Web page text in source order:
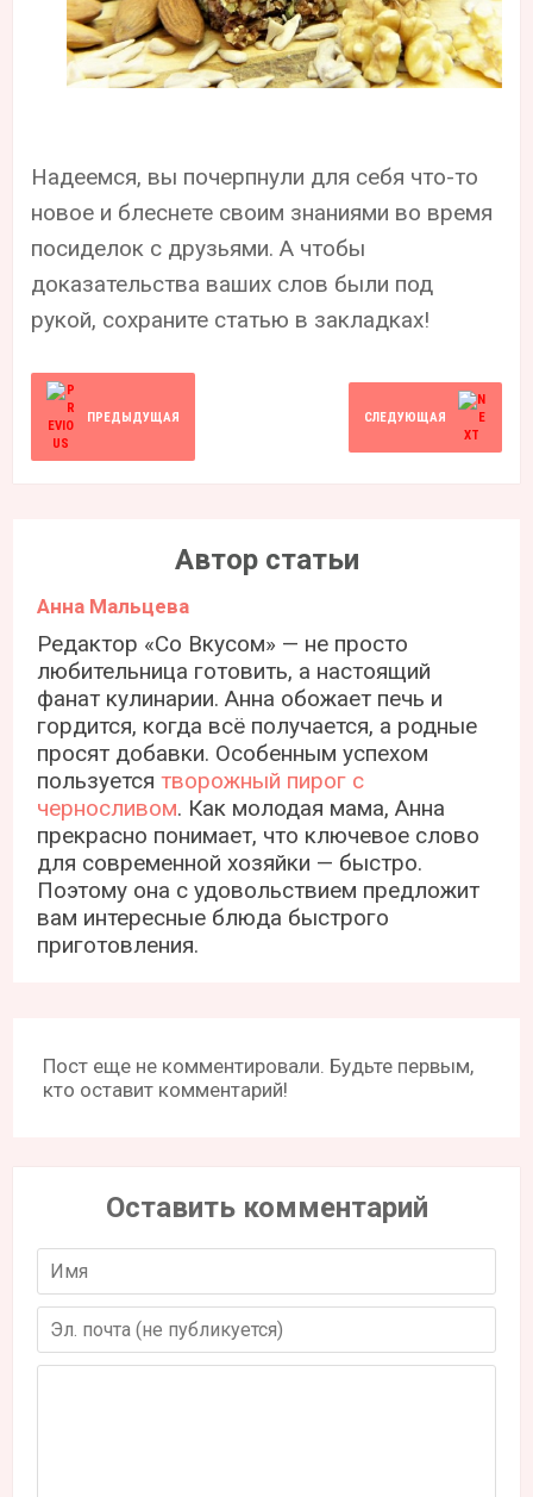
Надеемся, вы почерпнули для себя что-то
новое и блеснете своим знаниями во время
посиделок с друзьями. А чтобы
доказательства ваших слов были под
рукой, сохраните статью в закладках!
ПРЕДЫДУЩАЯ СЛЕДУЮЩАЯ
Автор статьи
Анна Мальцева
Редактор «Со Вкусом» — не просто
любительница готовить, а настоящий
фанат кулинарии. Анна обожает печь и
гордится, когда всё получается, а родные
просят добавки. Особенным успехом
пользуетсятворожный пирог с
черносливом. Как молодая мама, Анна
прекрасно понимает, что ключевое слово
для современной хозяйки — быстро.
Поэтому она с удовольствием предложит
вам интересные блюда быстрого
приготовления.
Пост еще не комментировали. Будьте первым,
кто оставит комментарий!
Оставить комментарий